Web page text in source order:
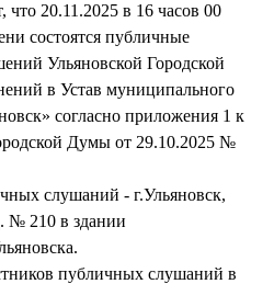
что 20.11.2025 в 16 часов 00
состоятся публичные
Ульяновской Городской
в Устав муниципального
согласно приложения 1 к
Думы от 29.10.2025 №
слушаний - г.Ульяновск,
№ 210 в здании
публичных слушаний в